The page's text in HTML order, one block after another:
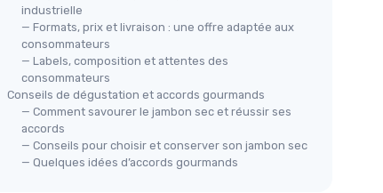
industrielle
— Formats, prix et livraison : une offre adaptée aux
consommateurs
— Labels, composition et attentes des
consommateurs
Conseils de dégustation et accords gourmands
— Comment savourer le jambon sec et réussir ses
accords
— Conseils pour choisir et conserver son jambon sec
— Quelques idées d’accords gourmands